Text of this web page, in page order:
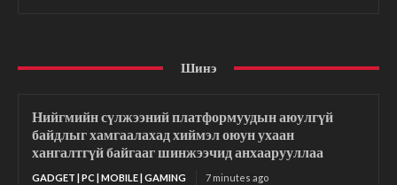
Шинэ
Нийгмийн сүлжээний платформуудын аюулгүй
байдлыг хамгаалахад хиймэл оюун ухаан
хангалтгүй байгааг шинжээчид анхаарууллаа
GADGET | PC | MOBILE | GAMING 7 minutes ago